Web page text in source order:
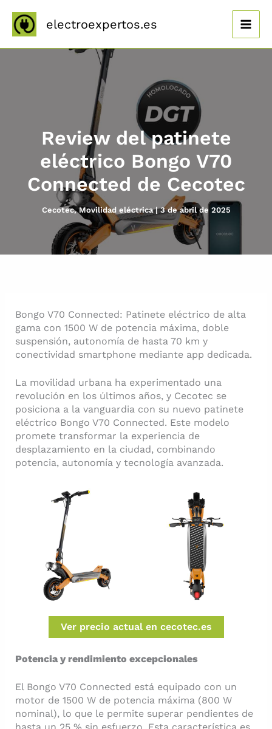
contenido
electroexpertos.es
Review del patinete
eléctrico Bongo V70
Connected de Cecotec
Cecotec,Movilidad eléctrica|3 de abril de 2025
Bongo V70 Connected: Patinete eléctrico de alta
gama con 1500 W de potencia máxima, doble
suspensión, autonomía de hasta 70 km y
conectividad smartphone mediante app dedicada.
La movilidad urbana ha experimentado una
revolución en los últimos años, y Cecotec se
posiciona a la vanguardia con su nuevo patinete
eléctrico Bongo V70 Connected. Este modelo
promete transformar la experiencia de
desplazamiento en la ciudad, combinando
potencia, autonomía y tecnología avanzada.
Ver precio actual en cecotec.es
Potencia y rendimiento excepcionales
El Bongo V70 Connected está equipado con un
motor de 1500 W de potencia máxima (800 W
nominal), lo que le permite superar pendientes de